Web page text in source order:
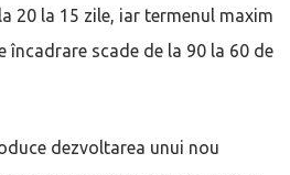
20 la 15 zile, iar termenul maxim
încadrare scade de la 90 la 60 de
dezvoltarea unui nou